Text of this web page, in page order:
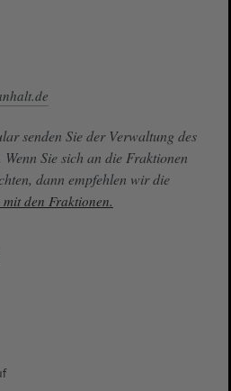
senden Sie der Verwaltung des
Sie sich an die Fraktionen
dann empfehlen wir die
den Fraktionen.